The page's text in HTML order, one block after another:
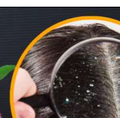
व्यापार
रूस द्वारा सूरजमुखी तेल पर
निर्यात शुल्क बढ़ाने से भारत में…